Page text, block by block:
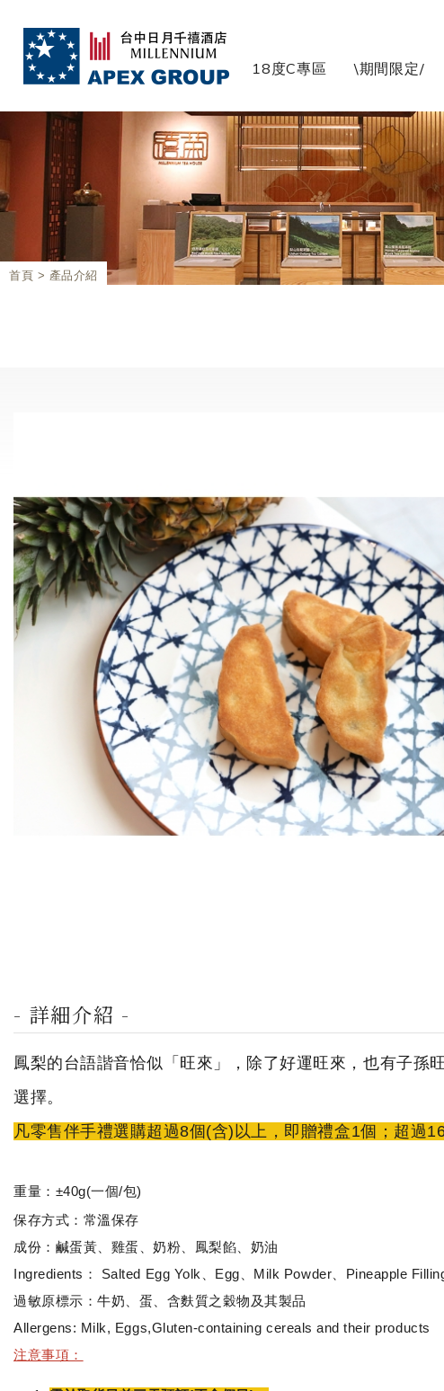
18度C專區 \期間限定/
首頁 產品介紹
- 詳細介紹 -
鳳梨的台語諧音恰似「旺來」，除了好運旺來，也有子孫
選擇。
凡零售伴手禮選購超過8個(含)以上，即贈禮盒1個；超過
重量：±40g(一個/包)
保存方式：常溫保存
成份：鹹蛋黃、雞蛋、奶粉、鳳梨餡、奶油
Ingredients： Salted Egg Yolk、Egg、Milk Powder、Pineapple
過敏原標示：牛奶、蛋、含麩質之穀物及其製品
Allergens: Milk, Eggs,Gluten-containing cereals and their products
注意事項：